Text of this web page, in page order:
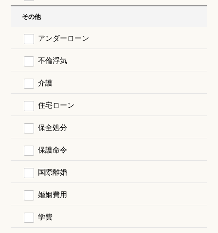
その他
アンダーローン
不倫浮気
介護
住宅ローン
保全処分
保護命令
国際離婚
婚姻費用
学費